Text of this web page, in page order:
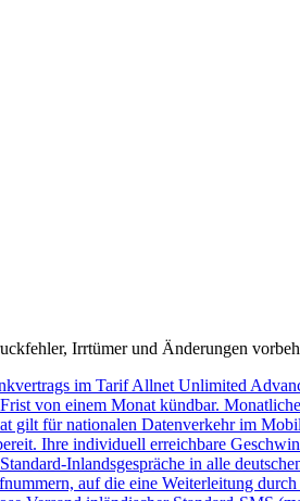
Irrtümer und Änderungen
im Tarif Allnet Unlimited
von einem Monat kündbar.
gilt für nationalen Datenverkehr im
Ihre individuell erreichbare
Inlandsgespräche in alle
auf die eine Weiterleitung